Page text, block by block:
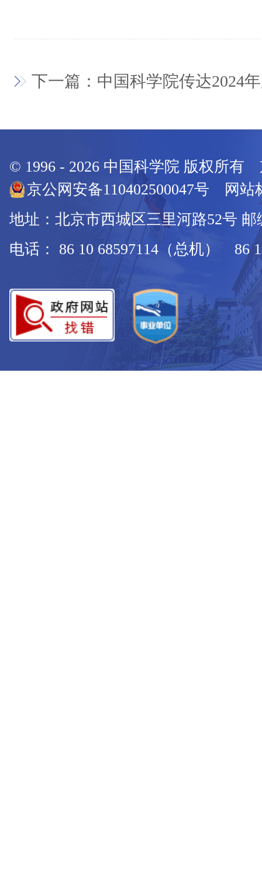
下一篇：中国科学院传达2024
© 1996 - 2026 中国科学院 版权所有
京公网安备110402500047号 网站
地址：北京市西城区三里河路52号 邮
电话： 86 10 68597114（总机） 86